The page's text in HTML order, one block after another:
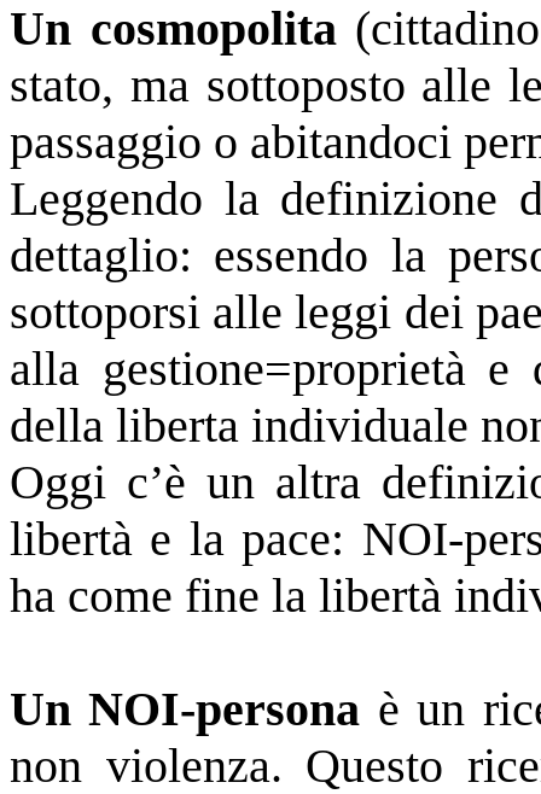
Un cosmopolita(cittadino
stato, ma sottoposto alle
passaggio o abitandoci
Leggendo la definizione
dettaglio: essendo la
sottoporsi alle leggi dei
alla gestione=proprietà
della liberta individuale
Oggi c’è un altra
libertà e la pace: NOI-
ha come fine la libertà
Un NOI-persona è un
non violenza. Questo